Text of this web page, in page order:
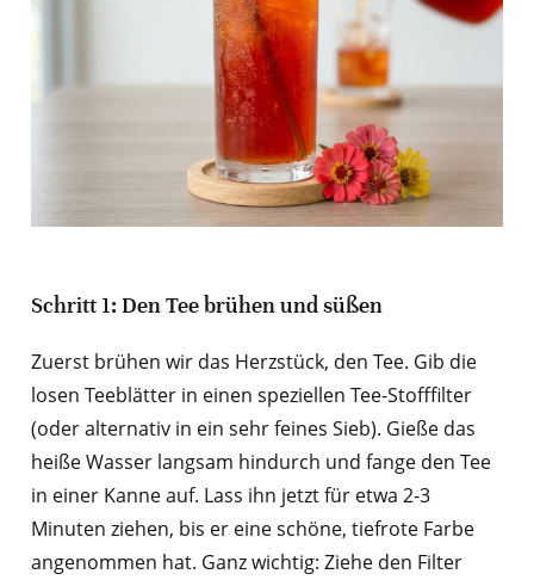
Schritt 1: Den Tee brühen und süßen
Zuerst brühen wir das Herzstück, den Tee. Gib die
losen Teeblätter in einen speziellen Tee-Stofffilter
(oder alternativ in ein sehr feines Sieb). Gieße das
heiße Wasser langsam hindurch und fange den Tee
in einer Kanne auf. Lass ihn jetzt für etwa 2-3
Minuten ziehen, bis er eine schöne, tiefrote Farbe
angenommen hat. Ganz wichtig: Ziehe den Filter